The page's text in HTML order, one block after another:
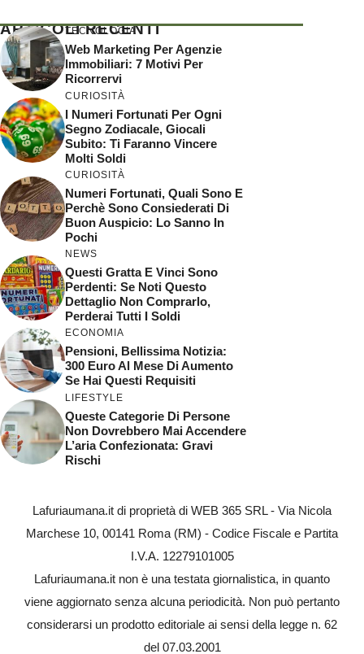
ARTICOLI RECENTI
TECNOLOGIA
Web Marketing Per Agenzie
Immobiliari: 7 Motivi Per
Ricorrervi
CURIOSITÀ
I Numeri Fortunati Per Ogni
Segno Zodiacale, Giocali
Subito: Ti Faranno Vincere
Molti Soldi
CURIOSITÀ
Numeri Fortunati, Quali Sono E
Perchè Sono Consiederati Di
Buon Auspicio: Lo Sanno In
Pochi
NEWS
Questi Gratta E Vinci Sono
Perdenti: Se Noti Questo
Dettaglio Non Comprarlo,
Perderai Tutti I Soldi
ECONOMIA
Pensioni, Bellissima Notizia:
300 Euro Al Mese Di Aumento
Se Hai Questi Requisiti
LIFESTYLE
Queste Categorie Di Persone
Non Dovrebbero Mai Accendere
L’aria Confezionata: Gravi
Rischi
Lafuriaumana.it di proprietà di WEB 365 SRL - Via Nicola
Marchese 10, 00141 Roma (RM) - Codice Fiscale e Partita
I.V.A. 12279101005
Lafuriaumana.it non è una testata giornalistica, in quanto
viene aggiornato senza alcuna periodicità. Non può pertanto
considerarsi un prodotto editoriale ai sensi della legge n. 62
del 07.03.2001